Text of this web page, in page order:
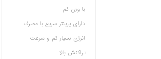
با وزن کم
دارای پرینتر سریع با مصرف
انرژی بسیار کم و سرعت
تراکنش بالا